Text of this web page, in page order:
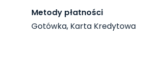
Metody płatności
Gotówka, Karta Kredytowa